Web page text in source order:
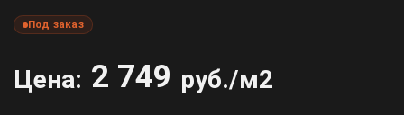
Под заказ
Цена: 2 749 руб./м2